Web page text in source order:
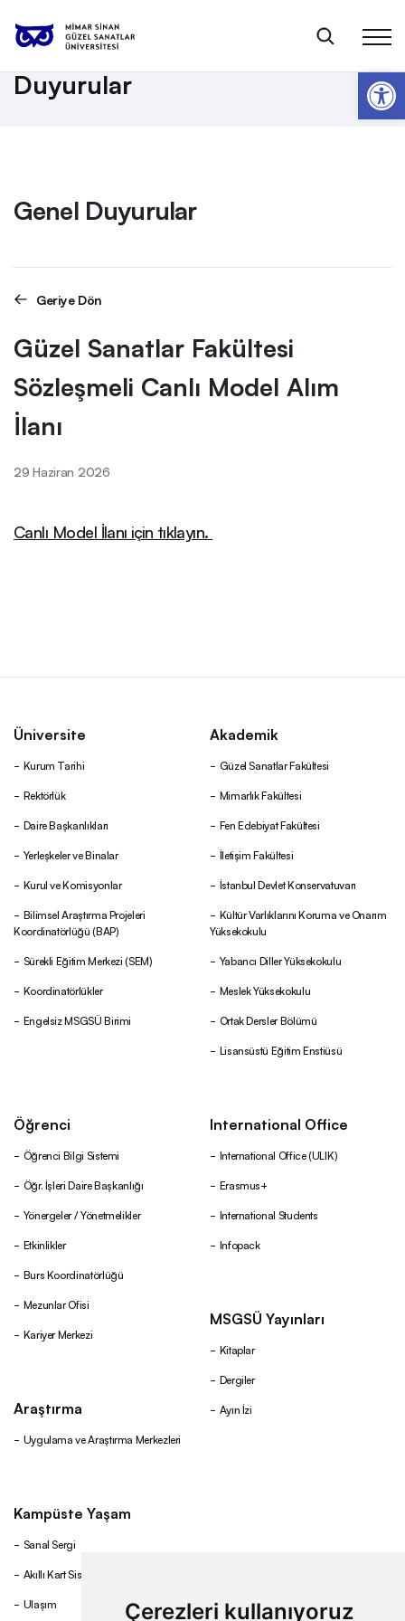
Çerezleri kullanıyoruz
Anasayfa
Genel Duyurular
Güzel Sanatlar Fakültesi Sözleşmeli Canlı Model Alım İlanı
Duyurular
Genel Duyurular
Geriye Dön
Güzel Sanatlar Fakültesi
Sözleşmeli Canlı Model Alım
İlanı
29 Haziran 2026
Canlı Model İlanı için tıklayın.
Üniversite
Kurum Tarihi
Rektörlük
Daire Başkanlıkları
Yerleşkeler ve Binalar
Kurul ve Komisyonlar
Bilimsel Araştırma Projeleri
Koordinatörlüğü (BAP)
Sürekli Eğitim Merkezi (SEM)
Koordinatörlükler
Engelsiz MSGSÜ Birimi
Akademik
Güzel Sanatlar Fakültesi
Mimarlık Fakültesi
Fen Edebiyat Fakültesi
İletişim Fakültesi
İstanbul Devlet Konservatuvarı
Kültür Varlıklarını Koruma ve Onarım
Yüksekokulu
Yabancı Diller Yüksekokulu
Meslek Yüksekokulu
Ortak Dersler Bölümü
Lisansüstü Eğitim Enstiüsü
Öğrenci
Öğrenci Bilgi Sistemi
Öğr. İşleri Daire Başkanlığı
Yönergeler / Yönetmelikler
Etkinlikler
Burs Koordinatörlüğü
Mezunlar Ofisi
Kariyer Merkezi
Araştırma
Uygulama ve Araştırma Merkezleri
International Office
International Office (ULIK)
Erasmus+
International Students
Infopack
MSGSÜ Yayınları
Kitaplar
Dergiler
Ayın İzi
Kampüste Yaşam
Sanal Sergi
Akıllı Kart Sistemi
Ulaşım